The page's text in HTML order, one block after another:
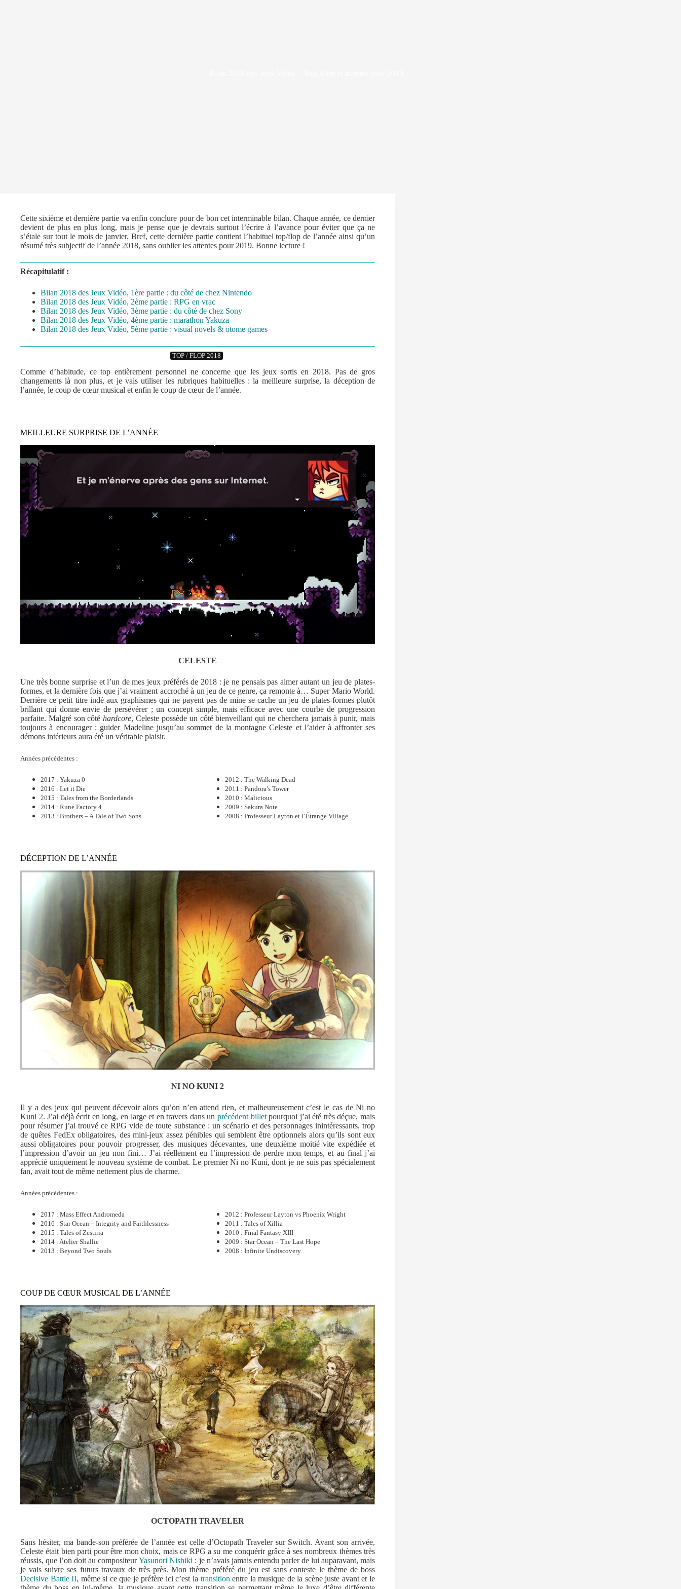
Cette sixième et dernière partie va enfin conclure pour de bon cet interminable bilan. Chaque année, ce dernier
devient de plus en plus long, mais je pense que je devrais surtout l’écrire à l’avance pour éviter que ça ne
s’étale sur tout le mois de janvier. Bref, cette dernière partie contient l’habituel top/flop de l’année ainsi qu’un
résumé très subjectif de l’année 2018, sans oublier les attentes pour 2019. Bonne lecture !
Récapitulatif :
Bilan 2018 des Jeux Vidéo, 1ère partie : du côté de chez Nintendo
Bilan 2018 des Jeux Vidéo, 2ème partie : RPG en vrac
Bilan 2018 des Jeux Vidéo, 3ème partie : du côté de chez Sony
Bilan 2018 des Jeux Vidéo, 4ème partie : marathon Yakuza
Bilan 2018 des Jeux Vidéo, 5ème partie : visual novels & otome games
TOP / FLOP 2018
Comme d’habitude, ce top entièrement personnel ne concerne que les jeux sortis en 2018. Pas de gros
changements là non plus, et je vais utiliser les rubriques habituelles : la meilleure surprise, la déception de
l’année, le coup de cœur musical et enfin le coup de cœur de l’année.
MEILLEURE SURPRISE DE L’ANNÉE
CELESTE
Une très bonne surprise et l’un de mes jeux préférés de 2018 : je ne pensais pas aimer autant un jeu de plates-
formes, et la dernière fois que j’ai vraiment accroché à un jeu de ce genre, ça remonte à… Super Mario World.
Derrière ce petit titre indé aux graphismes qui ne payent pas de mine se cache un jeu de plates-formes plutôt
brillant qui donne envie de persévérer ; un concept simple, mais efficace avec une courbe de progression
parfaite. Malgré son côtéhardcore, Celeste possède un côté bienveillant qui ne cherchera jamais à punir, mais
toujours à encourager : guider Madeline jusqu’au sommet de la montagne Celeste et l’aider à affronter ses
démons intérieurs aura été un véritable plaisir.
Années précédentes :
2017 : Yakuza 0
2016 : Let it Die
2015 : Tales from the Borderlands
2014 : Rune Factory 4
2013 : Brothers – A Tale of Two Sons
2012 : The Walking Dead
2011 : Pandora’s Tower
2010 : Malicious
2009 : Sakura Note
2008 : Professeur Layton et l’Étrange Village
DÉCEPTION DE L’ANNÉE
NI NO KUNI 2
Il y a des jeux qui peuvent décevoir alors qu’on n’en attend rien, et malheureusement c’est le cas de Ni no
Kuni 2. J’ai déjà écrit en long, en large et en travers dans un précédent billetpourquoi j’ai été très déçue, mais
pour résumer j’ai trouvé ce RPG vide de toute substance : un scénario et des personnages inintéressants, trop
de quêtes FedEx obligatoires, des mini-jeux assez pénibles qui semblent être optionnels alors qu’ils sont eux
aussi obligatoires pour pouvoir progresser, des musiques décevantes, une deuxième moitié vite expédiée et
l’impression d’avoir un jeu non fini… J’ai réellement eu l’impression de perdre mon temps, et au final j’ai
apprécié uniquement le nouveau système de combat. Le premier Ni no Kuni, dont je ne suis pas spécialement
fan, avait tout de même nettement plus de charme.
Années précédentes :
2017 : Mass Effect Andromeda
2016 : Star Ocean – Integrity and Faithlessness
2015 : Tales of Zestiria
2014 : Atelier Shallie
2013 : Beyond Two Souls
2012 : Professeur Layton vs Phoenix Wright
2011 : Tales of Xillia
2010 : Final Fantasy XIII
2009 : Star Ocean – The Last Hope
2008 : Infinite Undiscovery
COUP DE CŒUR MUSICAL DE L’ANNÉE
OCTOPATH TRAVELER
Sans hésiter, ma bande-son préférée de l’année est celle d’Octopath Traveler sur Switch. Avant son arrivée,
Celeste était bien parti pour être mon choix, mais ce RPG a su me conquérir grâce à ses nombreux thèmes très
réussis, que l’on doit au compositeurYasunori Nishiki : je n’avais jamais entendu parler de lui auparavant, mais
je vais suivre ses futurs travaux de très près. Mon thème préféré du jeu est sans conteste le thème de boss
Decisive Battle II, même si ce que je préfère ici c’est la transition entre la musique de la scène juste avant et le